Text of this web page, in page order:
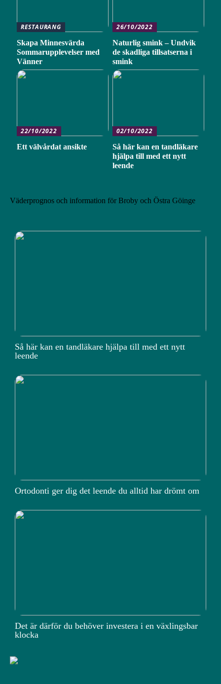
RESTAURANG
Skapa Minnesvärda
Sommarupplevelser med
Vänner
26/10/2022
Naturlig smink – Undvik
de skadliga tillsatserna i
smink
22/10/2022
Ett välvårdat ansikte
02/10/2022
Så här kan en tandläkare
hjälpa till med ett nytt
leende
Väderprognos och information för Broby och Östra Göinge
Så här kan en tandläkare hjälpa till med ett nytt
leende
Ortodonti ger dig det leende du alltid har drömt om
Det är därför du behöver investera i en växlingsbar
klocka